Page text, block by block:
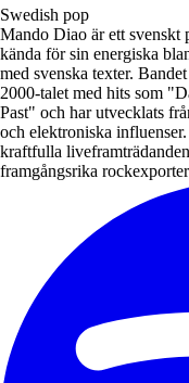
Swedish pop
Mando Diao är ett svenskt
kända för sin energiska
med svenska texter.
2000-talet med hits som
Past" och har utvecklats
och elektroniska
kraftfulla
framgångsrika